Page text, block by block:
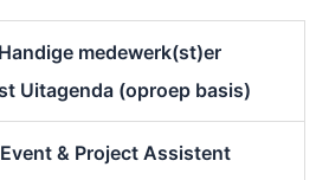
medewerk(st)er
Uitagenda (oproep basis)
& Project Assistent